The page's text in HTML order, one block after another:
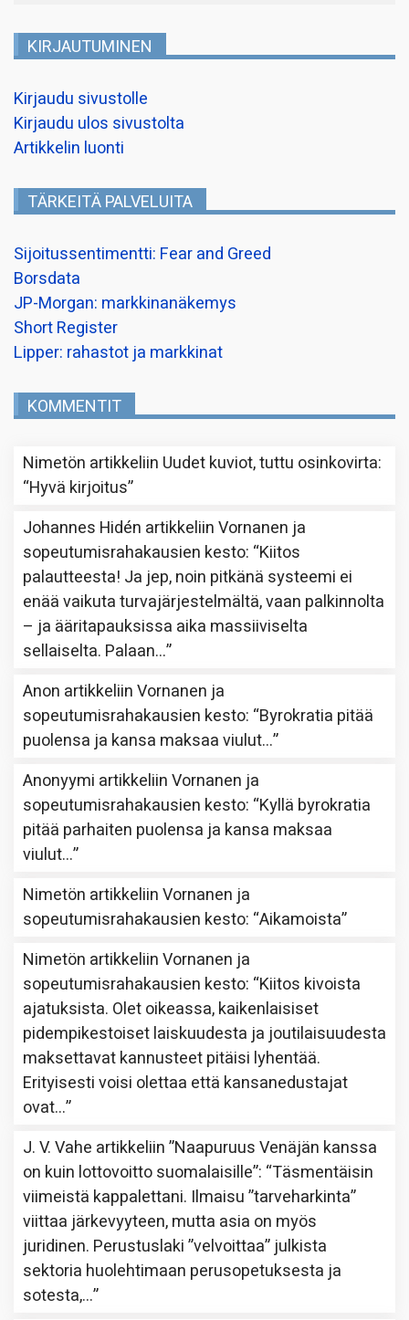
KIRJAUTUMINEN
Kirjaudu sivustolle
Kirjaudu ulos sivustolta
Artikkelin luonti
TÄRKEITÄ PALVELUITA
Sijoitussentimentti: Fear and Greed
Borsdata
JP-Morgan: markkinanäkemys
Short Register
Lipper: rahastot ja markkinat
KOMMENTIT
Nimetön artikkeliin Uudet kuviot, tuttu osinkovirta:
“Hyvä kirjoitus”
Johannes Hidén artikkeliinVornanen ja
sopeutumisrahakausien kesto: “Kiitos
palautteesta! Ja jep, noin pitkänä systeemi ei
enää vaikuta turvajärjestelmältä, vaan palkinnolta
– ja ääritapauksissa aika massiiviselta
sellaiselta. Palaan…”
Anon artikkeliinVornanen ja
sopeutumisrahakausien kesto: “Byrokratia pitää
puolensa ja kansa maksaa viulut…”
Anonyymi artikkeliinVornanen ja
sopeutumisrahakausien kesto: “Kyllä byrokratia
pitää parhaiten puolensa ja kansa maksaa
viulut…”
Nimetön artikkeliinVornanen ja
sopeutumisrahakausien kesto: “Aikamoista”
Nimetön artikkeliinVornanen ja
sopeutumisrahakausien kesto: “Kiitos kivoista
ajatuksista. Olet oikeassa, kaikenlaisiset
pidempikestoiset laiskuudesta ja joutilaisuudesta
maksettavat kannusteet pitäisi lyhentää.
Erityisesti voisi olettaa että kansanedustajat
ovat…”
J. V. Vahe artikkeliin”Naapuruus Venäjän kanssa
on kuin lottovoitto suomalaisille”: “Täsmentäisin
viimeistä kappalettani. Ilmaisu ”tarveharkinta”
viittaa järkevyyteen, mutta asia on myös
juridinen. Perustuslaki ”velvoittaa” julkista
sektoria huolehtimaan perusopetuksesta ja
sotesta,…”